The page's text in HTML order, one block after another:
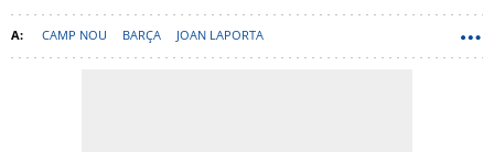
CAMP NOU BARÇA JOAN LAPORTA